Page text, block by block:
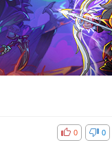
비공감 0
0